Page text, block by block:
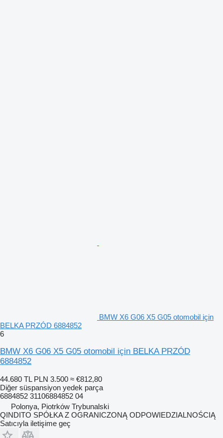
BMW X6 G06 X5 G05 otomobil için
BELKA PRZÓD 6884852
6
BMW X6 G06 X5 G05 otomobil için BELKA PRZÓD
6884852
44.680 TL PLN 3.500 ≈ €812,80
Diğer süspansiyon yedek parça
6884852 31106884852 04
Polonya, Piotrków Trybunalski
QINDITO SPÓŁKA Z OGRANICZONĄ ODPOWIEDZIALNOŚCIĄ
Satıcıyla iletişime geç